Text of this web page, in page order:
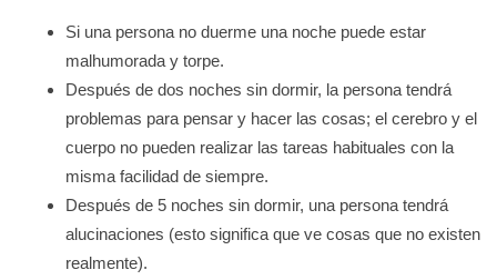
Si una persona no duerme una noche puede estar
malhumorada y torpe.
Después de dos noches sin dormir, la persona tendrá
problemas para pensar y hacer las cosas; el cerebro y el
cuerpo no pueden realizar las tareas habituales con la
misma facilidad de siempre.
Después de 5 noches sin dormir, una persona tendrá
alucinaciones (esto significa que ve cosas que no existen
realmente).